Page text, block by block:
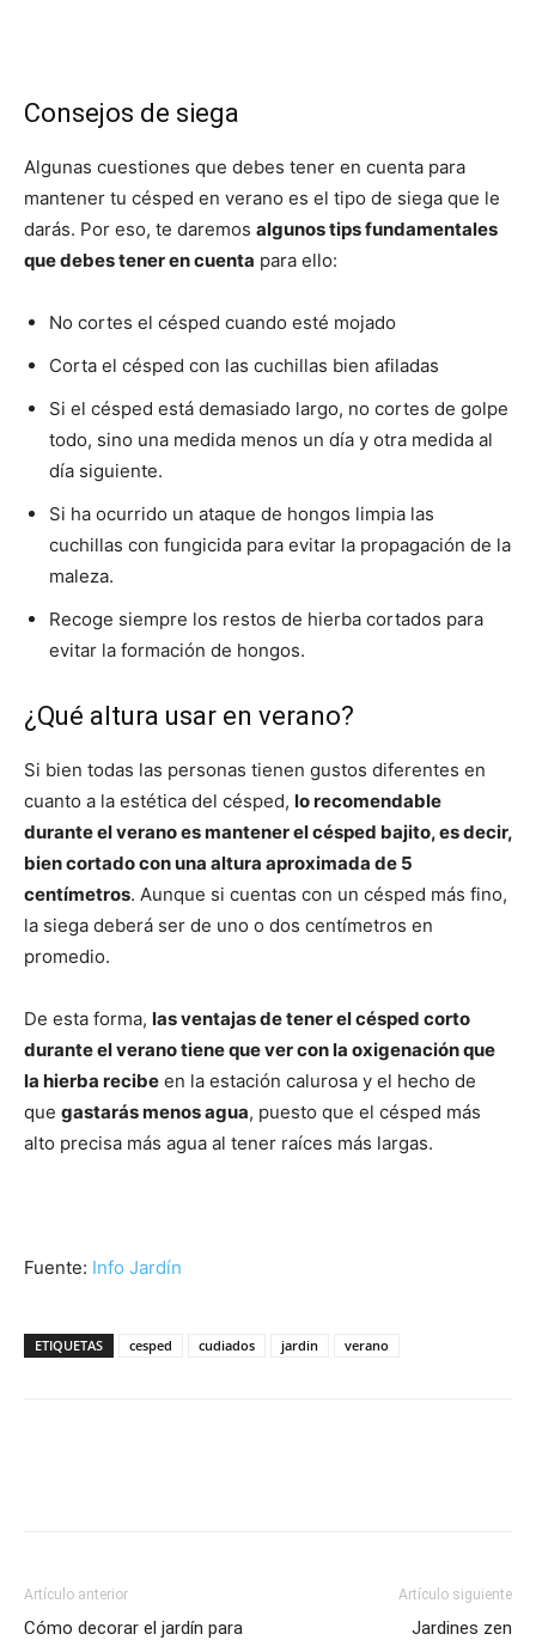
Consejos de siega
Algunas cuestiones que debes tener en cuenta para
mantener tu césped en verano es el tipo de siega que le
darás. Por eso, te daremos algunos tips fundamentales
que debes tener en cuenta para ello:
No cortes el césped cuando esté mojado
Corta el césped con las cuchillas bien afiladas
Si el césped está demasiado largo, no cortes de golpe
todo, sino una medida menos un día y otra medida al
día siguiente.
Si ha ocurrido un ataque de hongos limpia las
cuchillas con fungicida para evitar la propagación de la
maleza.
Recoge siempre los restos de hierba cortados para
evitar la formación de hongos.
¿Qué altura usar en verano?
Si bien todas las personas tienen gustos diferentes en
cuanto a la estética del césped, lo recomendable
durante el verano es mantener el césped bajito, es decir,
bien cortado con una altura aproximada de 5
centímetros. Aunque si cuentas con un césped más fino,
la siega deberá ser de uno o dos centímetros en
promedio.
De esta forma, las ventajas de tener el césped corto
durante el verano tiene que ver con la oxigenación que
la hierba recibe en la estación calurosa y el hecho de
que gastarás menos agua, puesto que el césped más
alto precisa más agua al tener raíces más largas.
Fuente: Info Jardín
ETIQUETAS cesped cudiados jardin verano
Artículo anterior
Cómo decorar el jardín para
Artículo siguiente
Jardines zen